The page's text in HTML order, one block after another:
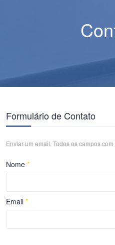
Formulário de Contato
Enviar um email. Todos os campos
Nome *
Email *